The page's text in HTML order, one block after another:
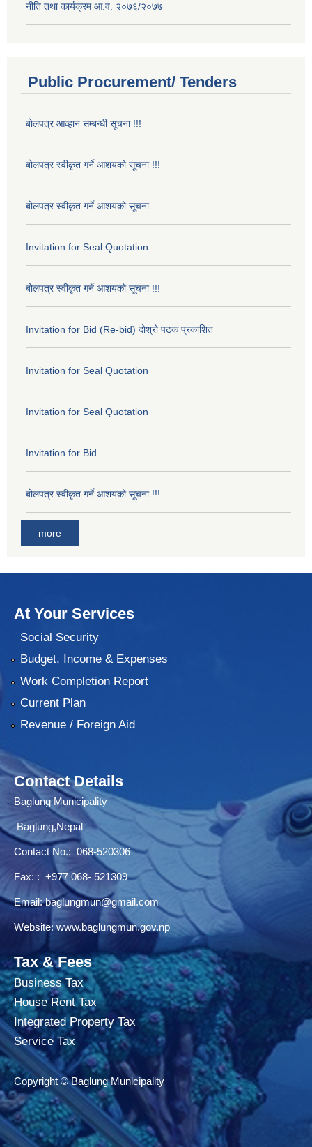
नीति तथा कार्यक्रम आ.व. २०७६/२०७७
Public Procurement/ Tenders
बोलपत्र आव्हान सम्बन्धी सूचना !!!
बोलपत्र स्वीकृत गर्ने आशयको सूचना !!!
बोलपत्र स्वीकृत गर्ने आशयको सूचना
Invitation for Seal Quotation
बोलपत्र स्वीकृत गर्ने आशयको सूचना !!!
Invitation for Bid (Re-bid) दोश्रो पटक प्रकाशित
Invitation for Seal Quotation
Invitation for Seal Quotation
Invitation for Bid
बोलपत्र स्वीकृत गर्ने आशयको सूचना !!!
more
At Your Services
Social Security
Budget, Income & Expenses
Work Completion Report
Current Plan
Revenue / Foreign Aid
Contact Details
Baglung Municipality
Baglung,Nepal
Contact No.: 068-520306
Fax: : +977 068- 521309
Email:baglungmun@gmail.com
Website:www.baglungmun.gov.np
Tax & Fees
Business Tax
House Rent Tax
Integrated Property Tax
Service Tax
Copyright © Baglung Municipality